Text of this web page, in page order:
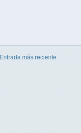
Entrada más reciente